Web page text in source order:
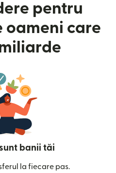
pentru
oameni care
banii tăi
la fiecare pas.